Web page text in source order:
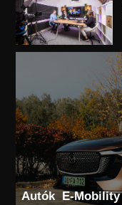
Autók E-Mobility